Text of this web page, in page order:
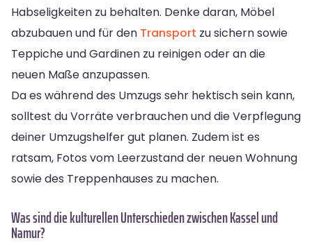
Habseligkeiten zu behalten. Denke daran, Möbel
abzubauen und für den Transport zu sichern sowie
Teppiche und Gardinen zu reinigen oder an die
neuen Maße anzupassen.
Da es während des Umzugs sehr hektisch sein kann,
solltest du Vorräte verbrauchen und die Verpflegung
deiner Umzugshelfer gut planen. Zudem ist es
ratsam, Fotos vom Leerzustand der neuen Wohnung
sowie des Treppenhauses zu machen.
Was sind die kulturellen Unterschieden zwischen Kassel und
Namur?